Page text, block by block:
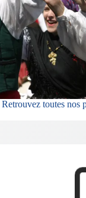
Retrouvez toutes nos